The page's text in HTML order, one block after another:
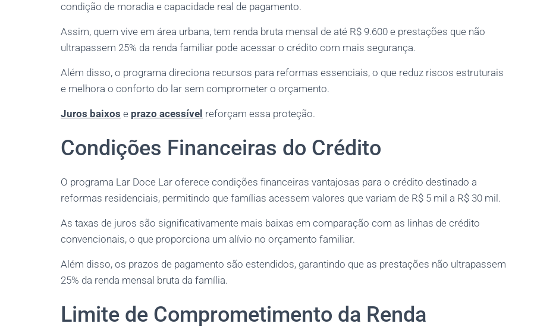
condição de moradia e capacidade real de pagamento.
Assim, quem vive em área urbana, tem renda bruta mensal de até R$ 9.600 e prestações que não
ultrapassem 25% da renda familiar pode acessar o crédito com mais segurança.
Além disso, o programa direciona recursos para reformas essenciais, o que reduz riscos estruturais
e melhora o conforto do lar sem comprometer o orçamento.
Juros baixos e prazo acessível reforçam essa proteção.
Condições Financeiras do Crédito
O programa Lar Doce Lar oferece condições financeiras vantajosas para o crédito destinado a
reformas residenciais, permitindo que famílias acessem valores que variam de R$ 5 mil a R$ 30 mil.
As taxas de juros são significativamente mais baixas em comparação com as linhas de crédito
convencionais, o que proporciona um alívio no orçamento familiar.
Além disso, os prazos de pagamento são estendidos, garantindo que as prestações não ultrapassem
25% da renda mensal bruta da família.
Limite de Comprometimento da Renda